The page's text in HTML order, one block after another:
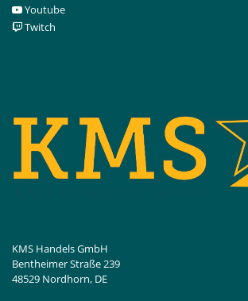
Youtube
Twitch
KMS Handels GmbH
Bentheimer Straße 239
48529 Nordhorn, DE